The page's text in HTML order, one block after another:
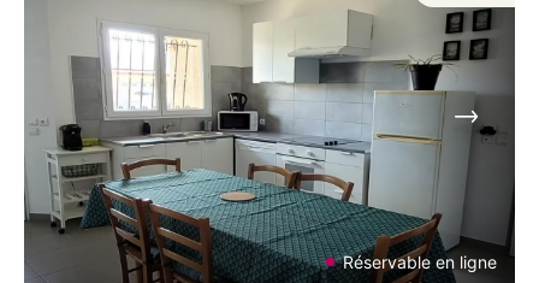
Réservable en ligne
Suivant